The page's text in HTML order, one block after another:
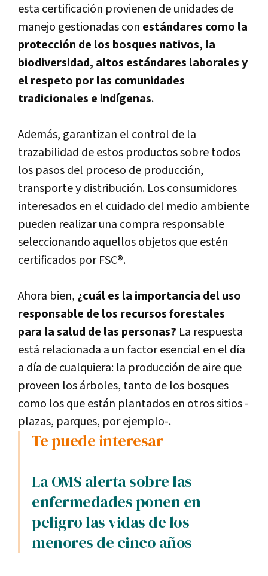
esta certificación provienen de unidades de
manejo gestionadas con estándares como la
protección de los bosques nativos, la
biodiversidad, altos estándares laborales y
el respeto por las comunidades
tradicionales e indígenas.
Además, garantizan el control de la
trazabilidad de estos productos sobre todos
los pasos del proceso de producción,
transporte y distribución. Los consumidores
interesados en el cuidado del medio ambiente
pueden realizar una compra responsable
seleccionando aquellos objetos que estén
certificados por FSC®.
Ahora bien, ¿cuál es la importancia del uso
responsable de los recursos forestales
para la salud de las personas? La respuesta
está relacionada a un factor esencial en el día
a día de cualquiera: la producción de aire que
proveen los árboles, tanto de los bosques
como los que están plantados en otros sitios -
plazas, parques, por ejemplo-.
Te puede interesar
La OMS alerta sobre las
enfermedades ponen en
peligro las vidas de los
menores de cinco años